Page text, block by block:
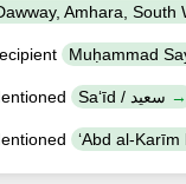
Amhara, South
Saʻīd / سعيد